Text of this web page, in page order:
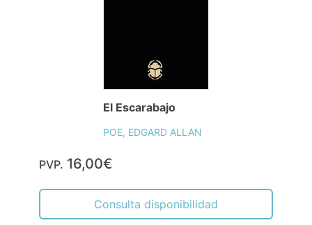
El Escarabajo
POE, EDGARD ALLAN
PVP. 16,00€
Consulta disponibilidad